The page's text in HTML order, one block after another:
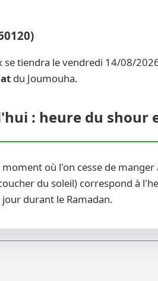
tiendra le vendredi 14/08/
du Joumouha.
: heure du shour
moment où l'on cesse de manger
du soleil) correspond à
durant le Ramadan.